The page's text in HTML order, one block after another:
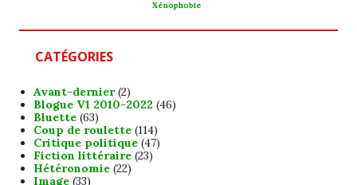
Xénophobie
CATÉGORIES
Avant-dernier(2)
Blogue V1 2010-2022 (46)
Bluette(63)
Coup de roulette(114)
Critique politique(47)
Fiction littéraire(23)
Hétéronomie(22)
Image(33)